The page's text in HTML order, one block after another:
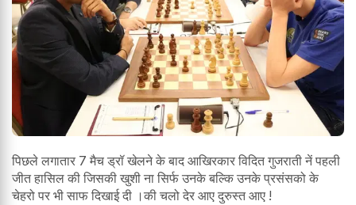
पिछले लगातार 7 मैच ड्रॉ खेलने के बाद आखिरकार विदित गुजराती नें पहली
जीत हासिल की जिसकी खुशी ना सिर्फ उनके बल्कि उनके प्रसंसको के
चेहरो पर भी साफ दिखाई दी ।की चलो देर आए दुरुस्त आए !